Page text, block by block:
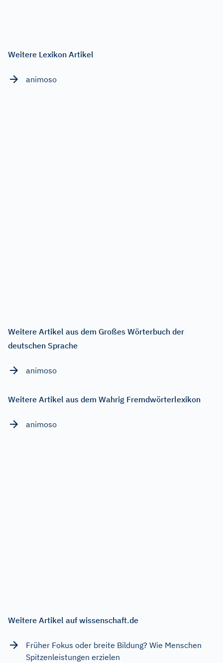
Weitere Lexikon Artikel
animoso
Weitere Artikel aus dem Großes Wörterbuch der
deutschen Sprache
animoso
Weitere Artikel aus dem Wahrig Fremdwörterlexikon
animoso
Weitere Artikel auf wissenschaft.de
Früher Fokus oder breite Bildung? Wie Menschen
Spitzenleistungen erzielen